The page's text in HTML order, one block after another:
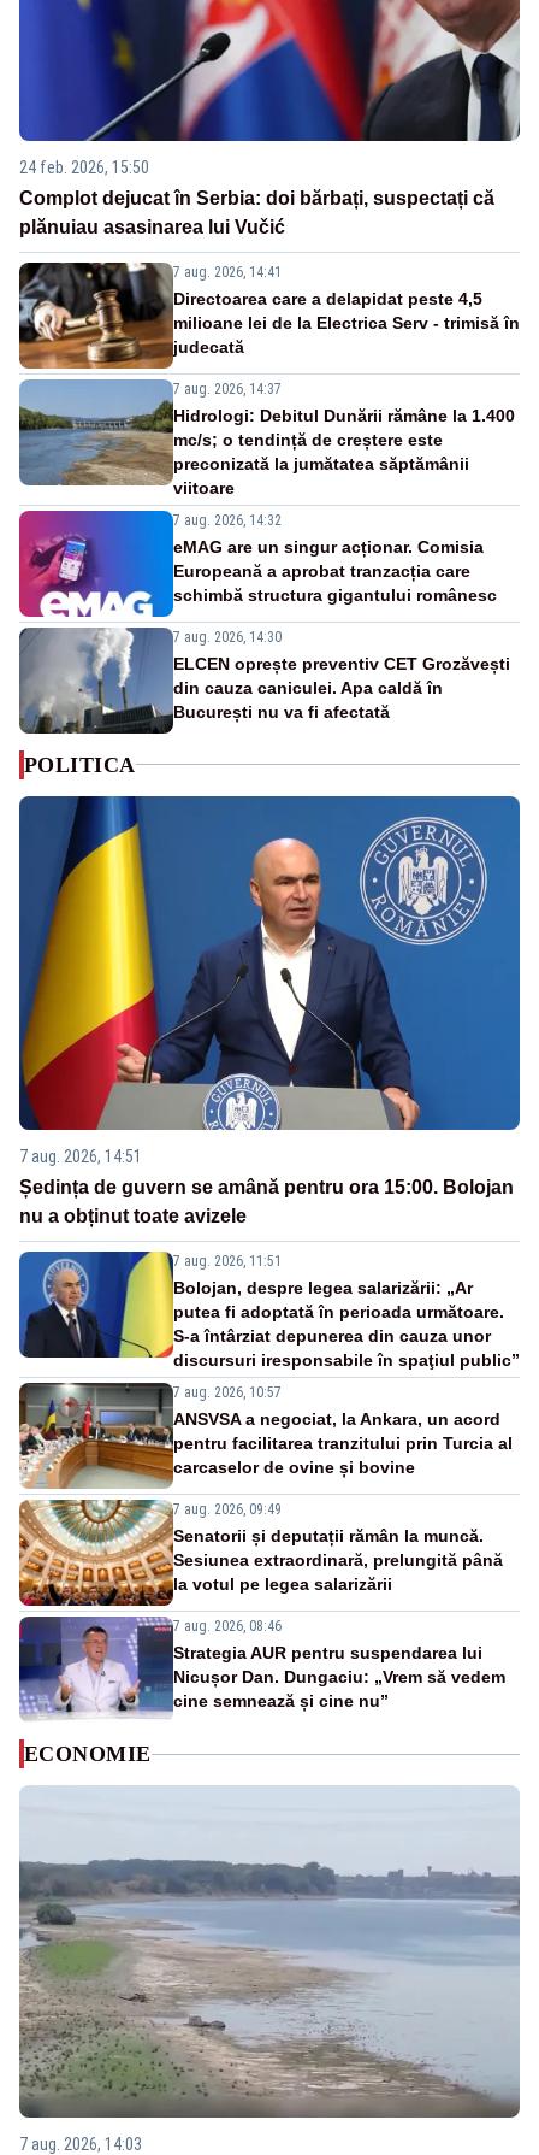
24 feb. 2026, 15:50
Complot dejucat în Serbia: doi bărbați, suspectați că
plănuiau asasinarea lui Vučić
7 aug. 2026, 14:41
Directoarea care a delapidat peste 4,5
milioane lei de la Electrica Serv - trimisă în
judecată
7 aug. 2026, 14:37
Hidrologi: Debitul Dunării rămâne la 1.400
mc/s; o tendință de creștere este
preconizată la jumătatea săptămânii
viitoare
7 aug. 2026, 14:32
eMAG are un singur acționar. Comisia
Europeană a aprobat tranzacția care
schimbă structura gigantului românesc
7 aug. 2026, 14:30
ELCEN oprește preventiv CET Grozăvești
din cauza caniculei. Apa caldă în
București nu va fi afectată
POLITICA
7 aug. 2026, 14:51
Ședința de guvern se amână pentru ora 15:00. Bolojan
nu a obținut toate avizele
7 aug. 2026, 11:51
Bolojan, despre legea salarizării: „Ar
putea fi adoptată în perioada următoare.
S-a întârziat depunerea din cauza unor
discursuri iresponsabile în spaţiul public”
7 aug. 2026, 10:57
ANSVSA a negociat, la Ankara, un acord
pentru facilitarea tranzitului prin Turcia al
carcaselor de ovine și bovine
7 aug. 2026, 09:49
Senatorii și deputații rămân la muncă.
Sesiunea extraordinară, prelungită până
la votul pe legea salarizării
7 aug. 2026, 08:46
Strategia AUR pentru suspendarea lui
Nicușor Dan. Dungaciu: „Vrem să vedem
cine semnează și cine nu”
ECONOMIE
7 aug. 2026, 14:03